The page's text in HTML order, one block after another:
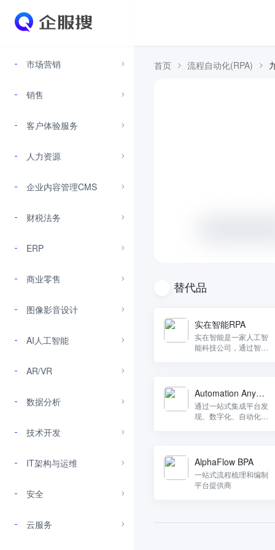
市场营销
销售
客户体验服务
人力资源
企业内容管理CMS
财税法务
ERP
商业零售
图像影音设计
AI人工智能
AR/VR
数据分析
技术开发
IT架构与运维
安全
云服务
首页 流程自动化(RPA)
替代品
实在智能RPA
实在智能是一家人工智
能科技公司，通过智能
案。
Automation Anywh
ere
通过一站式集成平台发
现、数字化、自动化和
AlphaFlow BPA
一站式流程梳理和编制
平台提供商